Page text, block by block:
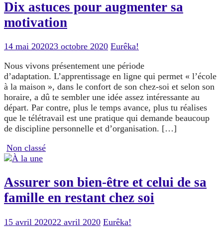
Dix astuces pour augmenter sa
motivation
14 mai 202023 octobre 2020 Eurêka!
Nous vivons présentement une période
d’adaptation. L’apprentissage en ligne qui permet « l’école
à la maison », dans le confort de son chez-soi et selon son
horaire, a dû te sembler une idée assez intéressante au
départ. Par contre, plus le temps avance, plus tu réalises
que le télétravail est une pratique qui demande beaucoup
de discipline personnelle et d’organisation. […]
Non classé
Assurer son bien-être et celui de sa
famille en restant chez soi
15 avril 202022 avril 2020 Eurêka!